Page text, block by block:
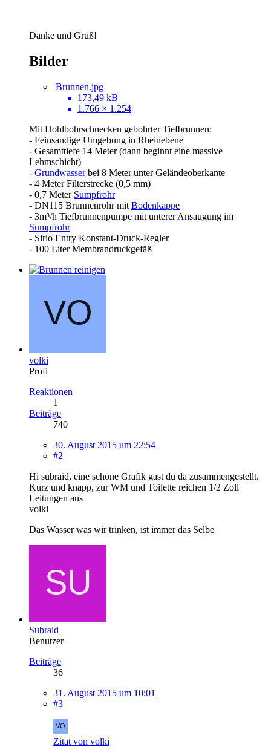
Danke und Gruß!
Bilder
Brunnen.jpg
173,49 kB
1.766 × 1.254
Mit Hohlbohrschnecken gebohrter Tiefbrunnen:
- Feinsandige Umgebung in Rheinebene
- Gesamttiefe 14 Meter (dann beginnt eine massive
Lehmschicht)
- Grundwasserbei 8 Meter unter Geländeoberkante
- 4 Meter Filterstrecke (0,5 mm)
- 0,7 Meter Sumpfrohr
- DN115 Brunnenrohr mit Bodenkappe
- 3m³/h Tiefbrunnenpumpe mit unterer Ansaugung im
Sumpfrohr
- Sirio Entry Konstant-Druck-Regler
- 100 Liter Membrandruckgefäß
volki
Profi
Reaktionen
1
Beiträge
740
30. August 2015 um 22:54
#2
Hi subraid, eine schöne Grafik gast du da zusammengestellt.
Kurz und knapp, zur WM und Toilette reichen 1/2 Zoll
Leitungen aus
volki
Das Wasser was wir trinken, ist immer das Selbe
Subraid
Benutzer
Beiträge
36
31. August 2015 um 10:01
#3
Zitat von volki